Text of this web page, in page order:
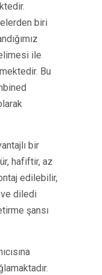
biri
ile
Bu
bir
hafiftir, az
edilebilir,
ve diledi
şansı